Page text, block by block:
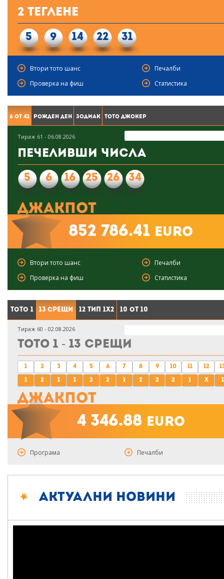
2 Теглене
5 9 14 22 31
Втори тото шанс
Печалби
Проверка на фиш
Статистика
6 от 42 Рожден ден Зодиак Тото Джокер
Тираж 61 - 06.08.2026
Печеливши числа
5 6 16 25 26 34
Джакпот
852 786.41 euro
Втори тото шанс
Печалби
Проверка на фиш
Статистика
Тото 1 13 срещи 12 тип 1X2 10 от 10
Тираж 60 - 02.08.2026
Тото 1 - 13 срещи
1
1
2
2
3
1
4
1
5
2
6
2
7
1
8
2
9
2
10
2
11
1
12
x 1
Джакпот
4 346.88 euro
Програма Печалби
Актуални новини